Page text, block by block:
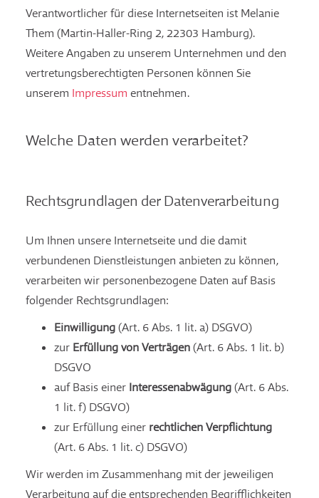
Verantwortlicher für diese Internetseiten ist Melanie
Them (Martin-Haller-Ring 2, 22303 Hamburg).
Weitere Angaben zu unserem Unternehmen und den
vertretungsberechtigten Personen können Sie
unserem Impressum entnehmen.
Welche Daten werden verarbeitet?
Rechtsgrundlagen der Datenverarbeitung
Um Ihnen unsere Internetseite und die damit
verbundenen Dienstleistungen anbieten zu können,
verarbeiten wir personenbezogene Daten auf Basis
folgender Rechtsgrundlagen:
Einwilligung(Art. 6 Abs. 1 lit. a) DSGVO)
zur Erfüllung von Verträgen(Art. 6 Abs. 1 lit. b)
DSGVO
auf Basis einer Interessenabwägung(Art. 6 Abs.
1 lit. f) DSGVO)
zur Erfüllung einer rechtlichen Verpflichtung
(Art. 6 Abs. 1 lit. c) DSGVO)
Wir werden im Zusammenhang mit der jeweiligen
Verarbeitung auf die entsprechenden Begrifflichkeiten